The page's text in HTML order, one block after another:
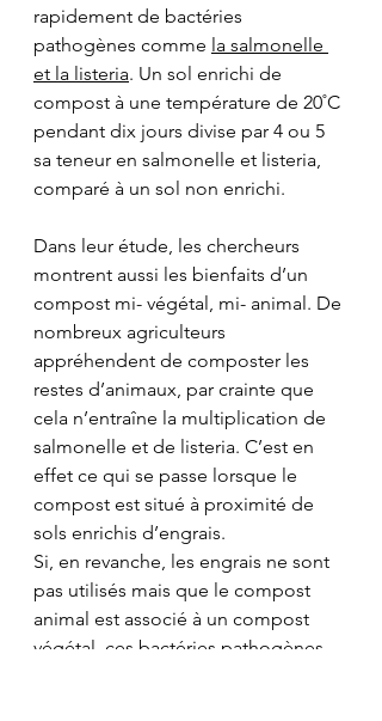
rapidement de bactéries
pathogènes comme la salmonelle
et la listeria. Un sol enrichi de
compost à une température de 20˚C
pendant dix jours divise par 4 ou 5
sa teneur en salmonelle et listeria,
comparé à un sol non enrichi.
Dans leur étude, les chercheurs
montrent aussi les bienfaits d’un
compost mi- végétal, mi- animal. De
nombreux agriculteurs
appréhendent de composter les
restes d’animaux, par crainte que
cela n’entraîne la multiplication de
salmonelle et de listeria. C’est en
effet ce qui se passe lorsque le
compost est situé à proximité de
sols enrichis d’engrais.
Si, en revanche, les engrais ne sont
pas utilisés mais que le compost
animal est associé à un compost
végétal, ces bactéries pathogènes